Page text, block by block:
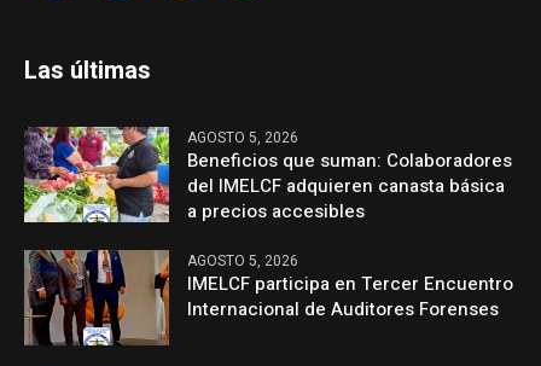
Las últimas
AGOSTO 5, 2026
Beneficios que suman: Colaboradores
del IMELCF adquieren canasta básica
a precios accesibles
AGOSTO 5, 2026
IMELCF participa en Tercer Encuentro
Internacional de Auditores Forenses